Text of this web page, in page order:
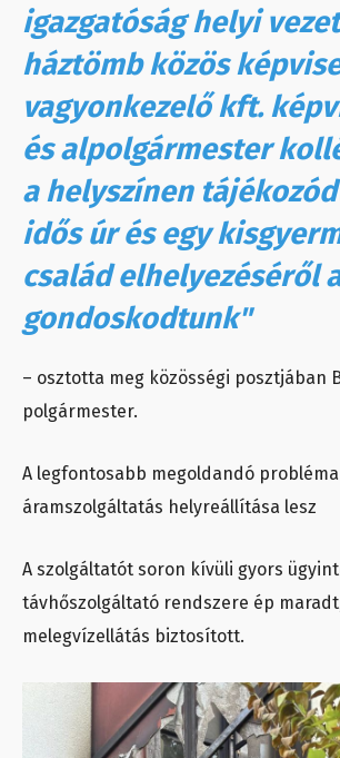
igazgatóság helyi
háztömb közös
vagyonkezelő kft.
és alpolgármester
a helyszínen
idős úr és egy
család elhelyezéséről
gondoskodtunk"
– osztotta meg közösségi posztjában
polgármester.
A legfontosabb megoldandó
áramszolgáltatás helyreállítása lesz
A szolgáltatót soron kívüli gyors
távhőszolgáltató rendszere ép
melegvízellátás biztosított.